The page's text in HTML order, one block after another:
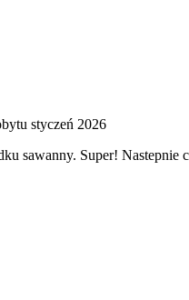
styczeń 2026
sawanny. Super! Nastepnie